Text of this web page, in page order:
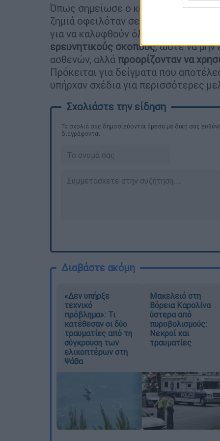
Όπως σημείωσε ο κοσμήτορας:
ζημιά οφειλόταν σε εξωτερική
για να καλυφθούν όλες οι βάσεις. Τα
ερευνητικούς σκοπούς, ώστε να μην
ασθενών, αλλά προορίζονταν να
Πρόκειται για δείγματα που
υπήρχαν σχέδια για περισσότερες
Τα σχολιά σας δημοσιεύονται άμεσα με δική σας
διαγράφονται
Διαβάστε ακόμη
«Δεν υπήρξε
τεχνικό
πρόβλημα»: Τι
κατέθεσαν οι δύο
τραυματίες από τη
σύγκρουση των
ελικοπτέρων στη
Ψάθα
Μακελειό στη
Βόρεια Καρολίνα
ύστερα από
πυροβολισμούς:
Νεκροί και
τραυματίες